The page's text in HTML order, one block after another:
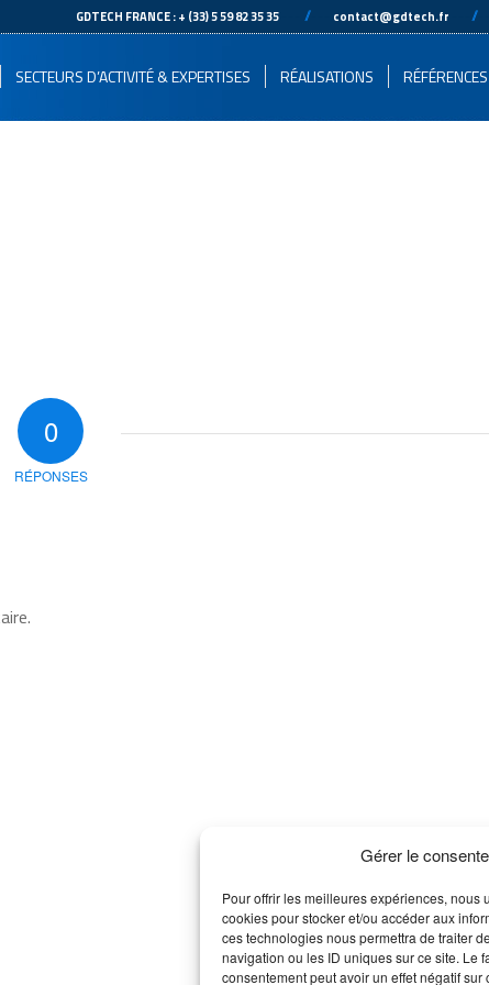
Gérer le
Pour offrir les meilleures expériences,
cookies pour stocker et/ou accéder aux
ces technologies nous permettra de traiter
navigation ou les ID uniques sur ce site. Le
consentement peut avoir un effet négatif
GDTECH FRANCE : + (33) 5 59 82 35 35 // contact@gdtech.fr //
SECTEURS D’ACTIVITÉ & EXPERTISES RÉALISATIONS RÉFÉRENCES
0
RÉPONSES